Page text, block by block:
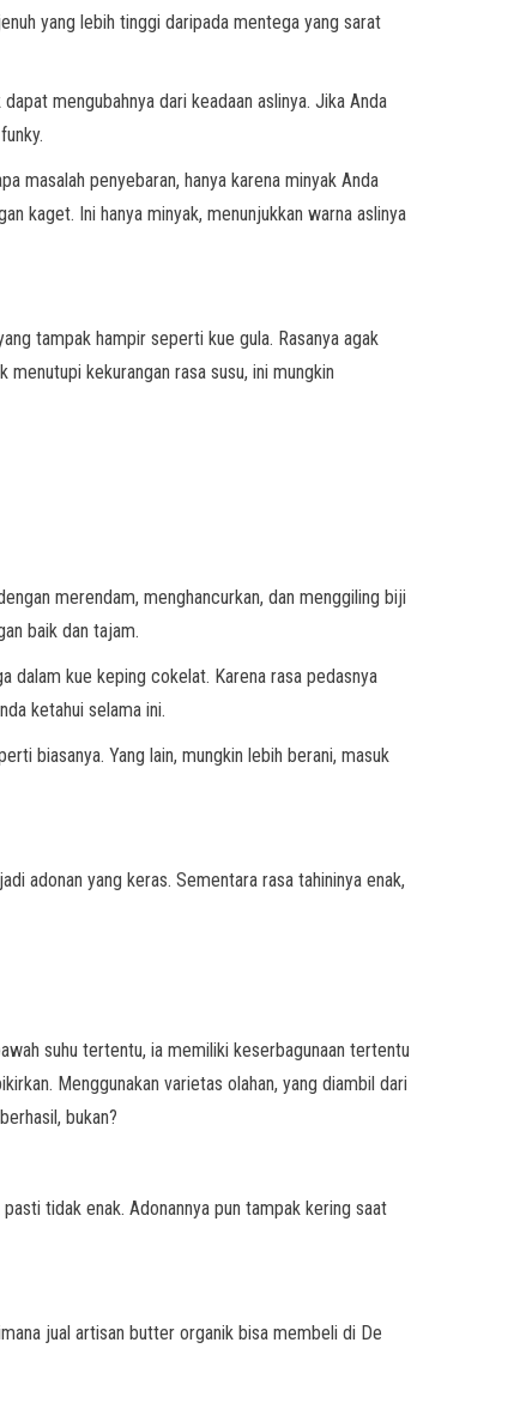
yang lebih tinggi daripada mentega yang sarat
mengubahnya dari keadaan aslinya. Jika Anda
masalah penyebaran, hanya karena minyak Anda
kaget. Ini hanya minyak, menunjukkan warna aslinya
tampak hampir seperti kue gula. Rasanya agak
kekurangan rasa susu, ini mungkin
merendam, menghancurkan, dan menggiling biji
baik dan tajam.
dalam kue keping cokelat. Karena rasa pedasnya
ketahui selama ini.
biasanya. Yang lain, mungkin lebih berani, masuk
adonan yang keras. Sementara rasa tahininya enak,
suhu tertentu, ia memiliki keserbagunaan tertentu
Menggunakan varietas olahan, yang diambil dari
bukan?
tidak enak. Adonannya pun tampak kering saat
jual artisan butter organik bisa membeli di De